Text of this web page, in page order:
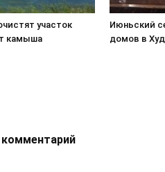
участок
камыша
Июньский
домов в